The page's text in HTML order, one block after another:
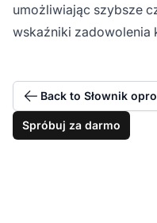
umożliwiając szybsze
wskaźniki zadowolenia
Back to Słownik
Spróbuj za darmo